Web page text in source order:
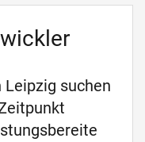
suchen